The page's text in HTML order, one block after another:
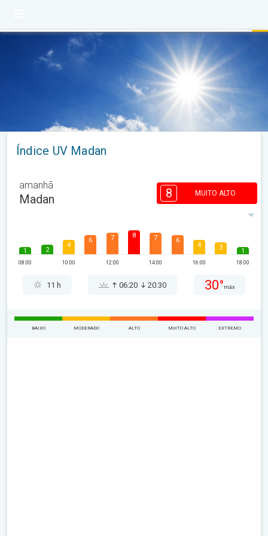
Índice UV Madan
amanhã
Madan 8 MUITO ALTO
1
08:00
2
4
10:00
6 7
12:00
8 7
14:00
6
4
16:00
3 1
18:00
11 h 06:20 20:30 30° máx
BAIXO MODERADO ALTO MUITO ALTO EXTREMO